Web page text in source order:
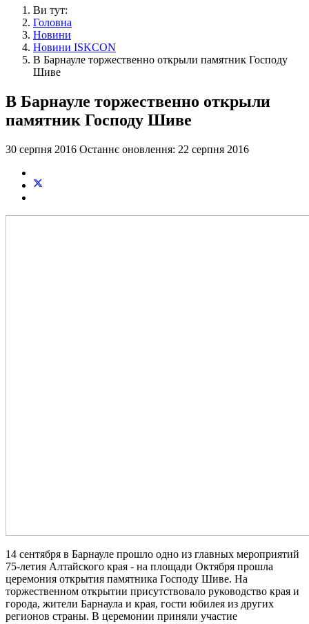
Ви тут:
Головна
Новини
Новини ISKCON
В Барнауле торжественно открыли памятник Господу
Шиве
В Барнауле торжественно открыли
памятник Господу Шиве
30 серпня 2016 Останнє оновлення: 22 серпня 2016
14 сентября в Барнауле прошло одно из главных мероприятий
75-летия Алтайского края - на площади Октября прошла
церемония открытия памятника Господу Шиве. На
торжественном открытии присутствовало руководство края и
города, жители Барнаула и края, гости юбилея из других
регионов страны. В церемонии приняли участие